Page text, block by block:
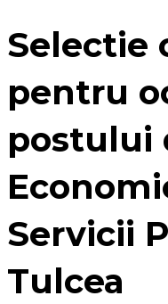
Selectie
pentru
postului
Servicii
Tulcea